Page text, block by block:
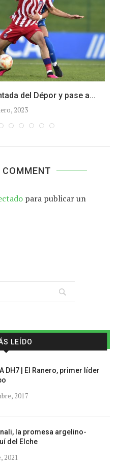
del Dépor y pase a...
2023
COMMENT
para publicar un
LEÍDO
DH7 | El Ranero, primer líder
2017
la promesa argelino-
del Elche
2021